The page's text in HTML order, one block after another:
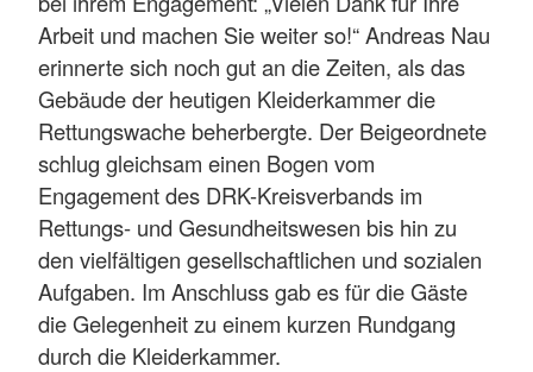
Arbeit und machen Sie weiter so!“ Andreas Nau
erinnerte sich noch gut an die Zeiten, als das
Gebäude der heutigen Kleiderkammer die
Rettungswache beherbergte. Der Beigeordnete
schlug gleichsam einen Bogen vom
Engagement des DRK-Kreisverbands im
Rettungs- und Gesundheitswesen bis hin zu
den vielfältigen gesellschaftlichen und sozialen
Aufgaben. Im Anschluss gab es für die Gäste
die Gelegenheit zu einem kurzen Rundgang
durch die Kleiderkammer.